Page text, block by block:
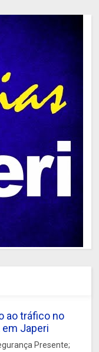
ao tráfico no
em Japeri
Presente;